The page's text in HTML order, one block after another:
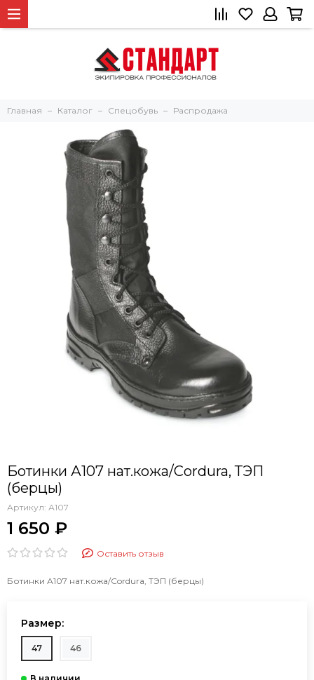
Главная Каталог Спецобувь Распродажа
Ботинки А107 нат.кожа/Cordura, ТЭП
(берцы)
Артикул: А107
1 650 ₽
Оставить отзыв
Ботинки А107 нат.кожа/Cordura, ТЭП (берцы)
Размер:
47 46